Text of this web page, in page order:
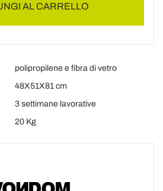
AL CARRELLO
polipropilene e fibra di vetro
48X51X81 cm
3 settimane lavorative
20 Kg